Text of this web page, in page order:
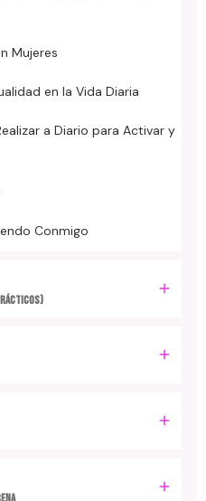
Mujeres
en la Vida Diaria
a Diario para Activar y
Conmigo
Prácticos)